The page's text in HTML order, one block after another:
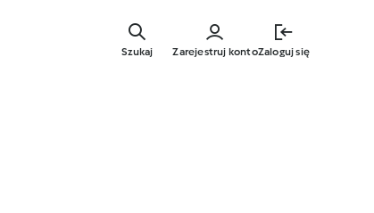
głównej
Zarejestruj kontoZaloguj się
Szukaj